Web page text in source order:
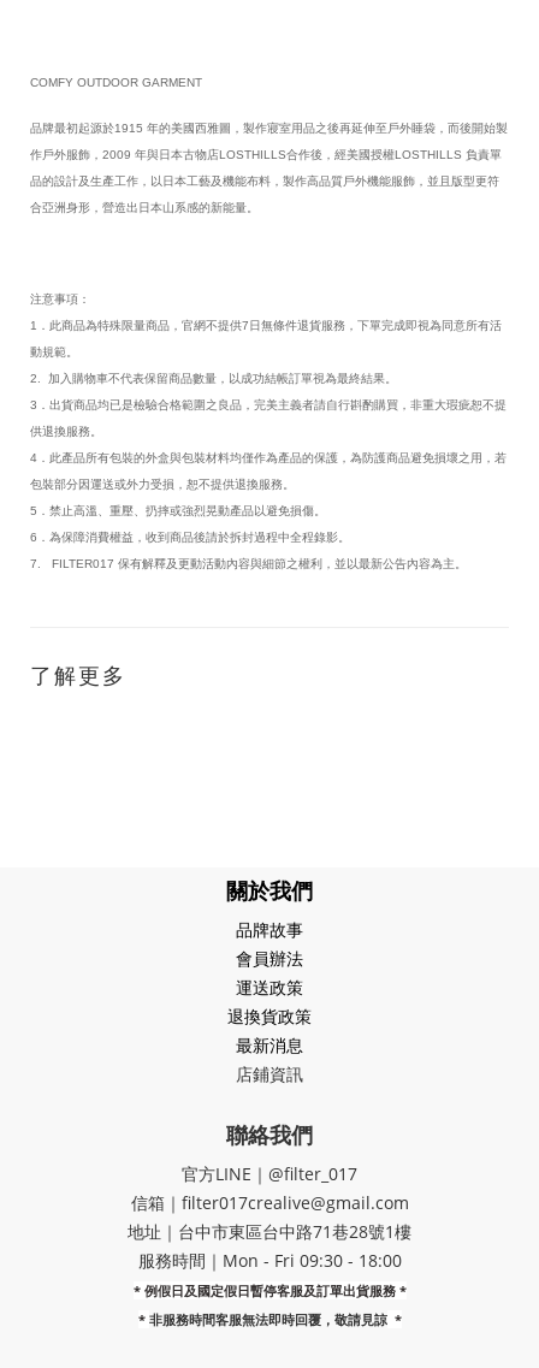
COMFY OUTDOOR GARMENT
品牌最初起源於1915 年的美國西雅圖，製作寢室用品之後再延伸至戶外睡袋，而後開始製
作戶外服飾，2009 年與日本古物店LOSTHILLS合作後，經美國授權LOSTHILLS 負責單
品的設計及生產工作，以日本工藝及機能布料，製作高品質戶外機能服飾，並且版型更符
合亞洲身形，營造出日本山系感的新能量。
注意事項：
1．此商品為特殊限量商品，官網不提供7日無條件退貨服務，下單完成即視為同意所有活
動規範。
2. 加入購物車不代表保留商品數量，以成功結帳訂單視為最終結果。
3．出貨商品均已是檢驗合格範圍之良品，完美主義者請自行斟酌購買，非重大瑕疵恕不提
供退換服務。
4．此產品所有包裝的外盒與包裝材料均僅作為產品的保護，為防護商品避免損壞之用，若
包裝部分因運送或外力受損，恕不提供退換服務。
5．禁止高溫、重壓、扔摔或強烈晃動產品以避免損傷。
6．為保障消費權益，收到商品後請於拆封過程中全程錄影。
7. FILTER017 保有解釋及更動活動內容與細節之權利，並以最新公告內容為主。
了解更多
關於我們
品牌故事
會員辦法
運送政策
退換貨政策
最新消息
店鋪資訊
聯絡我們
官方LINE｜@filter_017
信箱｜filter017crealive@gmail.com
地址｜​台中市東區台中路71巷28號1樓
服務時間｜Mon - Fri 09:30 - 18:00
* 例假日及國定假日暫停客服及訂單出貨服務 *
* 非服務時間客服無法即時回覆，敬請見諒 *